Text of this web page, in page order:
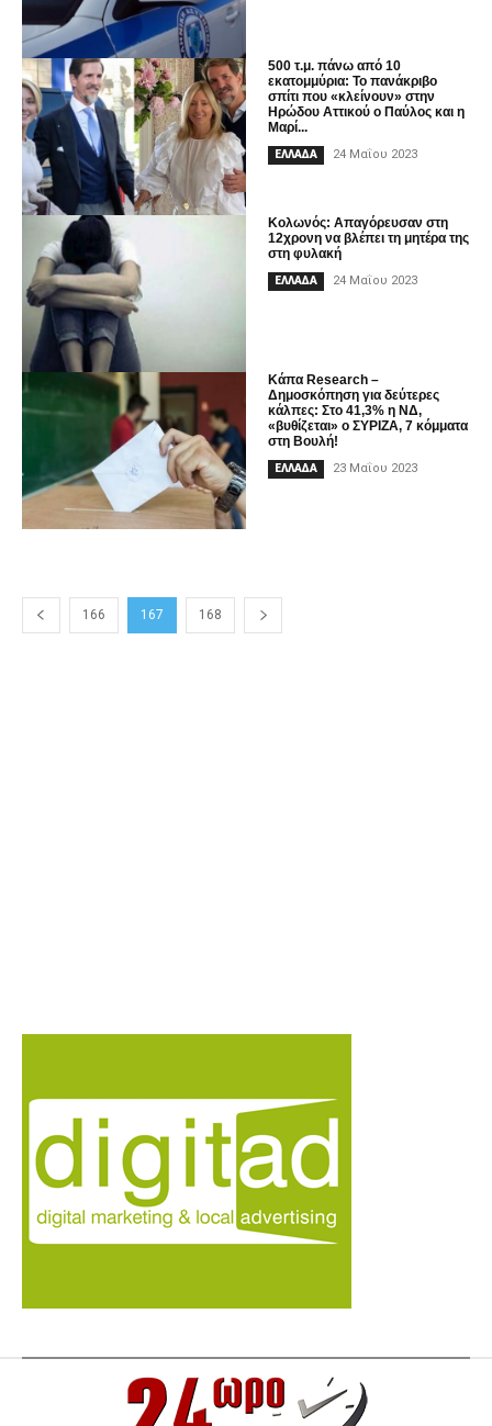
500 τ.μ. πάνω από 10
εκατομμύρια: Το πανάκριβο
σπίτι που «κλείνουν» στην
Ηρώδου Αττικού ο Παύλος και η
Μαρί...
ΕΛΛΑΔΑ 24 Μαΐου 2023
Κολωνός: Απαγόρευσαν στη
12χρονη να βλέπει τη μητέρα της
στη φυλακή
ΕΛΛΑΔΑ 24 Μαΐου 2023
Κάπα Research –
Δημοσκόπηση για δεύτερες
κάλπες: Στο 41,3% η ΝΔ,
«βυθίζεται» ο ΣΥΡΙΖΑ, 7 κόμματα
στη Βουλή!
ΕΛΛΑΔΑ 23 Μαΐου 2023
166 167 168